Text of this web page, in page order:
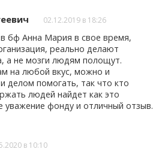
02.12.2019 в 18:26
бф Анна Мария в свое время,
реально делают
а не мозги людям полощут.
на любой вкус, можно и
делом помогать, так что кто
людей найдет как это
уважение фонду и отличный отзыв.
в 10:10